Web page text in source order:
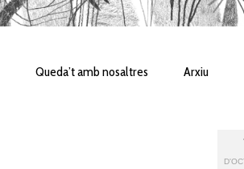
Queda’t amb nosaltres Arxiu